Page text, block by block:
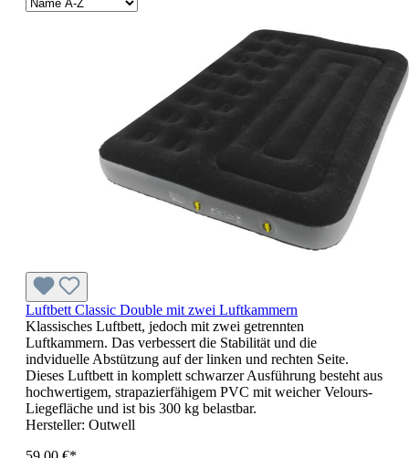
Luftbett Classic Double mit zwei Luftkammern
Klassisches Luftbett, jedoch mit zwei getrennten
Luftkammern. Das verbessert die Stabilität und die
indviduelle Abstützung auf der linken und rechten Seite.
Dieses Luftbett in komplett schwarzer Ausführung besteht aus
hochwertigem, strapazierfähigem PVC mit weicher Velours-
Liegefläche und ist bis 300 kg belastbar.
Hersteller: Outwell